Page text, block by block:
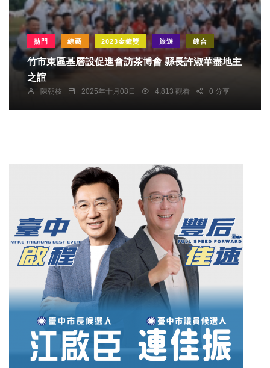
熱門 綜藝 2023金鐘獎 旅遊 綜合
竹市東區基層設促進會訪茶博會 縣長許淑華盡地主
之誼
陳朝枝 2025年十月08日 4,813 觀看 0 分享